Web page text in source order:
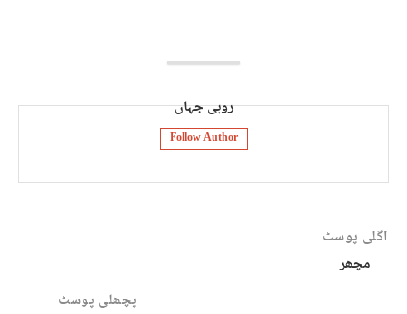
روبی جہاں
Follow Author
اگلی پوسٹ
مچھر
پچھلی پوسٹ